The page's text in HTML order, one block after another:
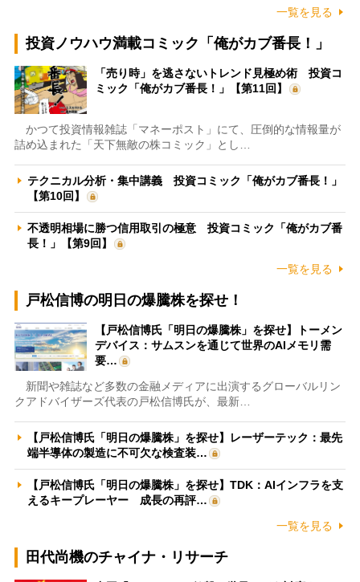
一覧を見る
投資ノウハウ満載コミック「俺がカブ番長！」
「売り時」を逃さないトレンド見極め術 投資コ
ミック「俺がカブ番長！」【第11回】
かつて投資情報雑誌「マネーポスト」にて、圧倒的な情報量が
詰め込まれた「天下無敵の株コミック」とし…
テクニカル分析・集中講義 投資コミック「俺がカブ番長！」
【第10回】
不透明相場に勝つ信用取引の極意 投資コミック「俺がカブ番
長！」【第9回】
一覧を見る
戸松信博の明日の爆騰株を探せ！
【戸松信博氏「明日の爆騰株」を探せ】トーメン
デバイス：サムスンを通じて世界のAIメモリ需
要…
新聞や雑誌など多数の金融メディアに出演するグローバルリン
クアドバイザーズ代表の戸松信博氏が、最新…
【戸松信博氏「明日の爆騰株」を探せ】レーザーテック：最先
端半導体の製造に不可欠な検査装…
【戸松信博氏「明日の爆騰株」を探せ】TDK：AIインフラを支
えるキープレーヤー 成長の再評…
一覧を見る
田代尚機のチャイナ・リサーチ